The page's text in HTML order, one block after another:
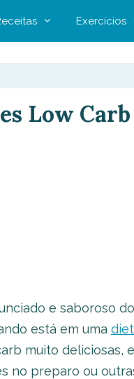
Exercícios
Low Carb
e saboroso
está em uma
muito deliciosas,
no preparo ou